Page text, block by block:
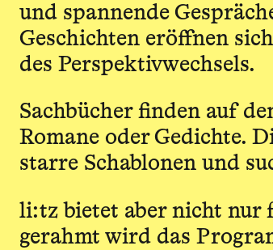
und spannende
Geschichten eröffnen
des Perspektivwechsels.
Sachbücher finden auf
Romane oder Gedichte.
starre Schablonen und
li:tz bietet aber nicht nur
gerahmt wird das